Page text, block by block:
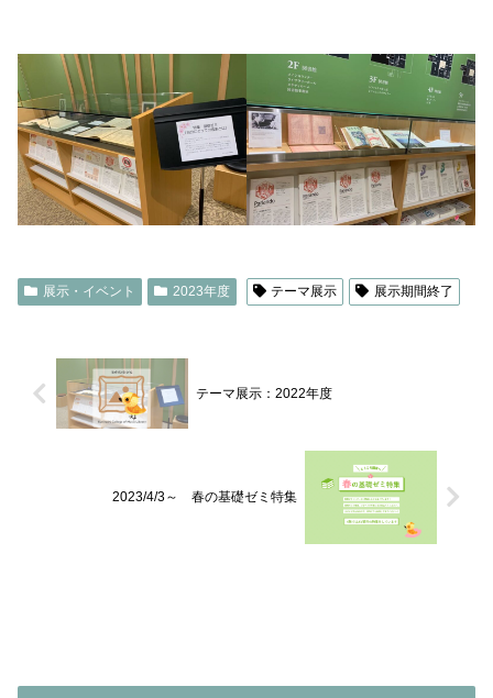
展示・イベント 2023年度 テーマ展示 展示期間終了
テーマ展示：2022年度
2023/4/3～ 春の基礎ゼミ特集